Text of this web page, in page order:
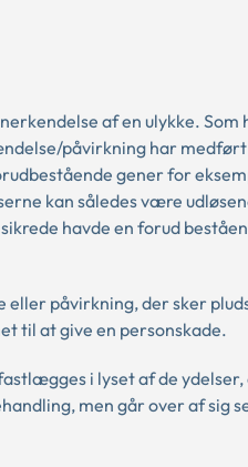
af en ulykke.
påvirkning har
gener for
kan således være
havde en forud
påvirkning, der sker
til at give en personskade.
i lyset af de
men går over af sig